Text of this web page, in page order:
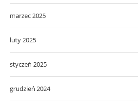
marzec 2025
luty 2025
styczeń 2025
grudzień 2024